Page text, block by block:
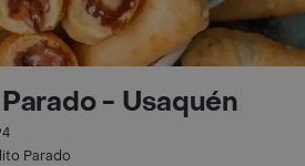
- Usaquén
Parado